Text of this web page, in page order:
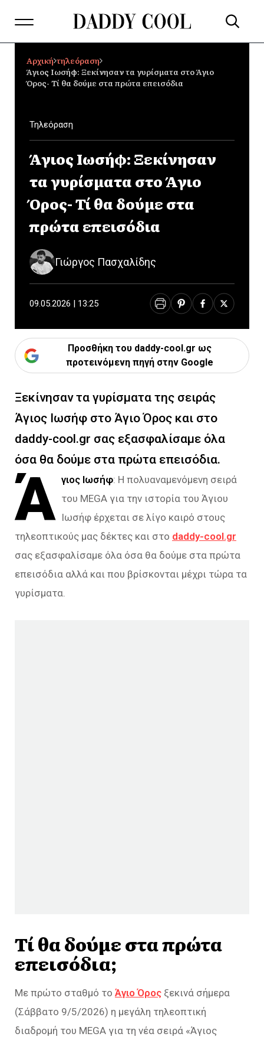
Αρχική τηλεόραση
Άγιος Ιωσήφ: Ξεκίνησαν τα γυρίσματα στο Άγιο
Όρος- Τί θα δούμε στα πρώτα επεισόδια
Τηλεόραση
Άγιος Ιωσήφ: Ξεκίνησαν
τα γυρίσματα στο Άγιο
Όρος- Τί θα δούμε στα
πρώτα επεισόδια
Γιώργος Πασχαλίδης
09.05.2026 | 13:25
Προσθήκη του daddy-cool.gr ως
προτεινόμενη πηγή στην Google
Ξεκίνησαν τα γυρίσματα της σειράς
Άγιος Ιωσήφ στο Άγιο Όρος και στο
daddy-cool.gr σας εξασφαλίσαμε όλα
όσα θα δούμε στα πρώτα επεισόδια.
Ά γιος Ιωσήφ: Η πολυαναμενόμενη σειρά
του MEGA για την ιστορία του Άγιου
Ιωσήφ έρχεται σε λίγο καιρό στους
τηλεοπτικούς μας δέκτες και στο daddy-cool.gr
σας εξασφαλίσαμε όλα όσα θα δούμε στα πρώτα
επεισόδια αλλά και που βρίσκονται μέχρι τώρα τα
γυρίσματα.
Τί θα δούμε στα πρώτα
επεισόδια;
Με πρώτο σταθμό το Άγιο Όρος ξεκινά σήμερα
(Σάββατο 9/5/2026) η μεγάλη τηλεοπτική
διαδρομή του MEGA για τη νέα σειρά «Άγιος